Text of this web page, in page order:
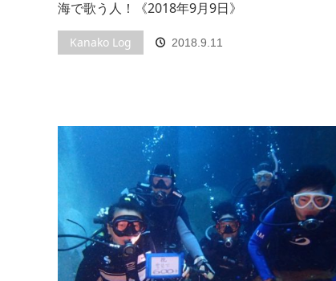
海で歌う人！《2018年9月9日》
Kanako Log 2018.9.11